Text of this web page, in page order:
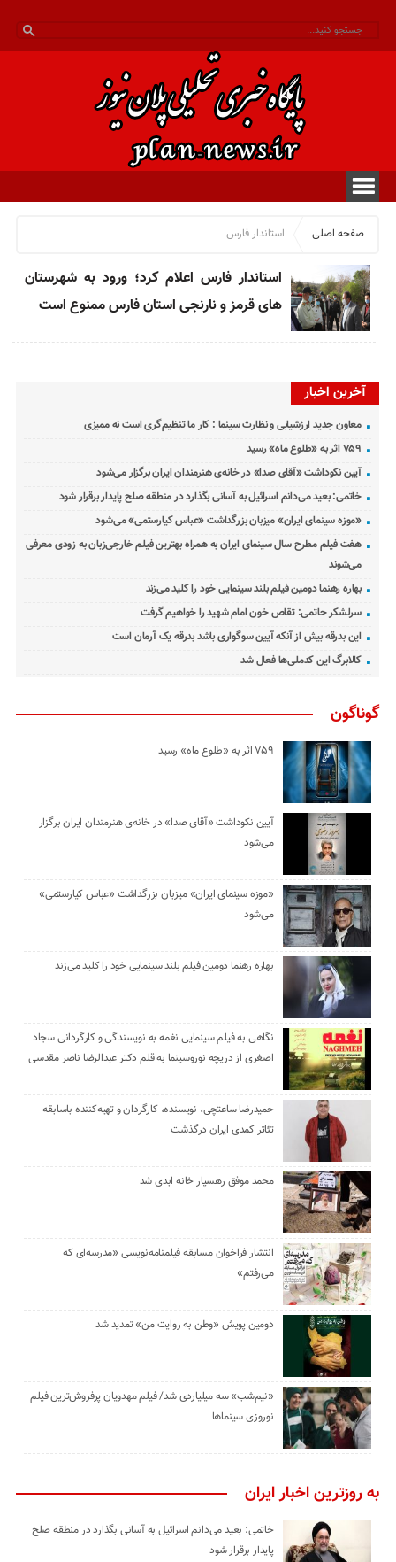
صفحه اصلی استاندار فارس
استاندار فارس اعلام کرد؛ ورود به شهرستان
های قرمز و نارنجی استان فارس ممنوع است
آخرین اخبار
معاون جدید ارزشیابی و نظارت سینما : کار ما تنظیم‌گری است نه ممیزی
۷۵۹ اثر به «طلوع ماه» رسید
آیین نکوداشت «آقای صدا» در خانه‌ی هنرمندان ایران برگزار می‌شود
خاتمی: بعید می‌دانم اسرائیل به آسانی بگذارد در منطقه صلح پایدار برقرار شود
«موزه سینمای ایران» میزبان بزرگداشت «عباس کیارستمی» می‌شود
هفت فیلم مطرح سال سینمای ایران به همراه بهترین فیلم خارجی‌زبان به زودی معرفی
می‌شوند
بهاره رهنما دومین فیلم بلند سینمایی خود را کلید می‌زند
سرلشکر حاتمی: تقاص خون امام شهید را خواهیم گرفت
این بدرقه بیش از آنکه آیین سوگواری باشد بدرقه یک آرمان است
کالابرگ این کدملی‌ها فعال شد
گوناگون
۷۵۹ اثر به «طلوع ماه» رسید
آیین نکوداشت «آقای صدا» در خانه‌ی هنرمندان ایران برگزار
می‌شود
«موزه سینمای ایران» میزبان بزرگداشت «عباس کیارستمی»
می‌شود
بهاره رهنما دومین فیلم بلند سینمایی خود را کلید می‌زند
نگاهی به فیلم سینمایی نغمه به نویسندگی و کارگردانی سجاد
اصغری از دریچه نوروسینما به قلم دکتر عبدالرضا ناصر مقدسی
حمیدرضا ساعتچی، نویسنده، کارگردان و تهیه‌کننده باسابقه
تئاتر کمدی ایران درگذشت
محمد موفق رهسپار خانه ابدی شد
انتشار فراخوان مسابقه فیلمنامه‌نویسی «مدرسه‌ای که
می‌رفتم»
دومین پویش «وطن به روایت من» تمدید شد
«نیم‌شب» سه میلیاردی شد/ فیلم مهدویان پرفروش‌ترین فیلم
نوروزی سینماها
به روزترین اخبار ایران
خاتمی: بعید می‌دانم اسرائیل به آسانی بگذارد در منطقه صلح
پایدار برقرار شود